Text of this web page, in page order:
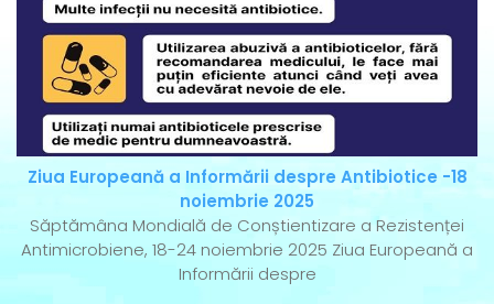
Ziua Europeană a Informării despre Antibiotice -18
noiembrie 2025
Săptămâna Mondială de Conștientizare a Rezistenței
Antimicrobiene, 18-24 noiembrie 2025 Ziua Europeană a
Informării despre